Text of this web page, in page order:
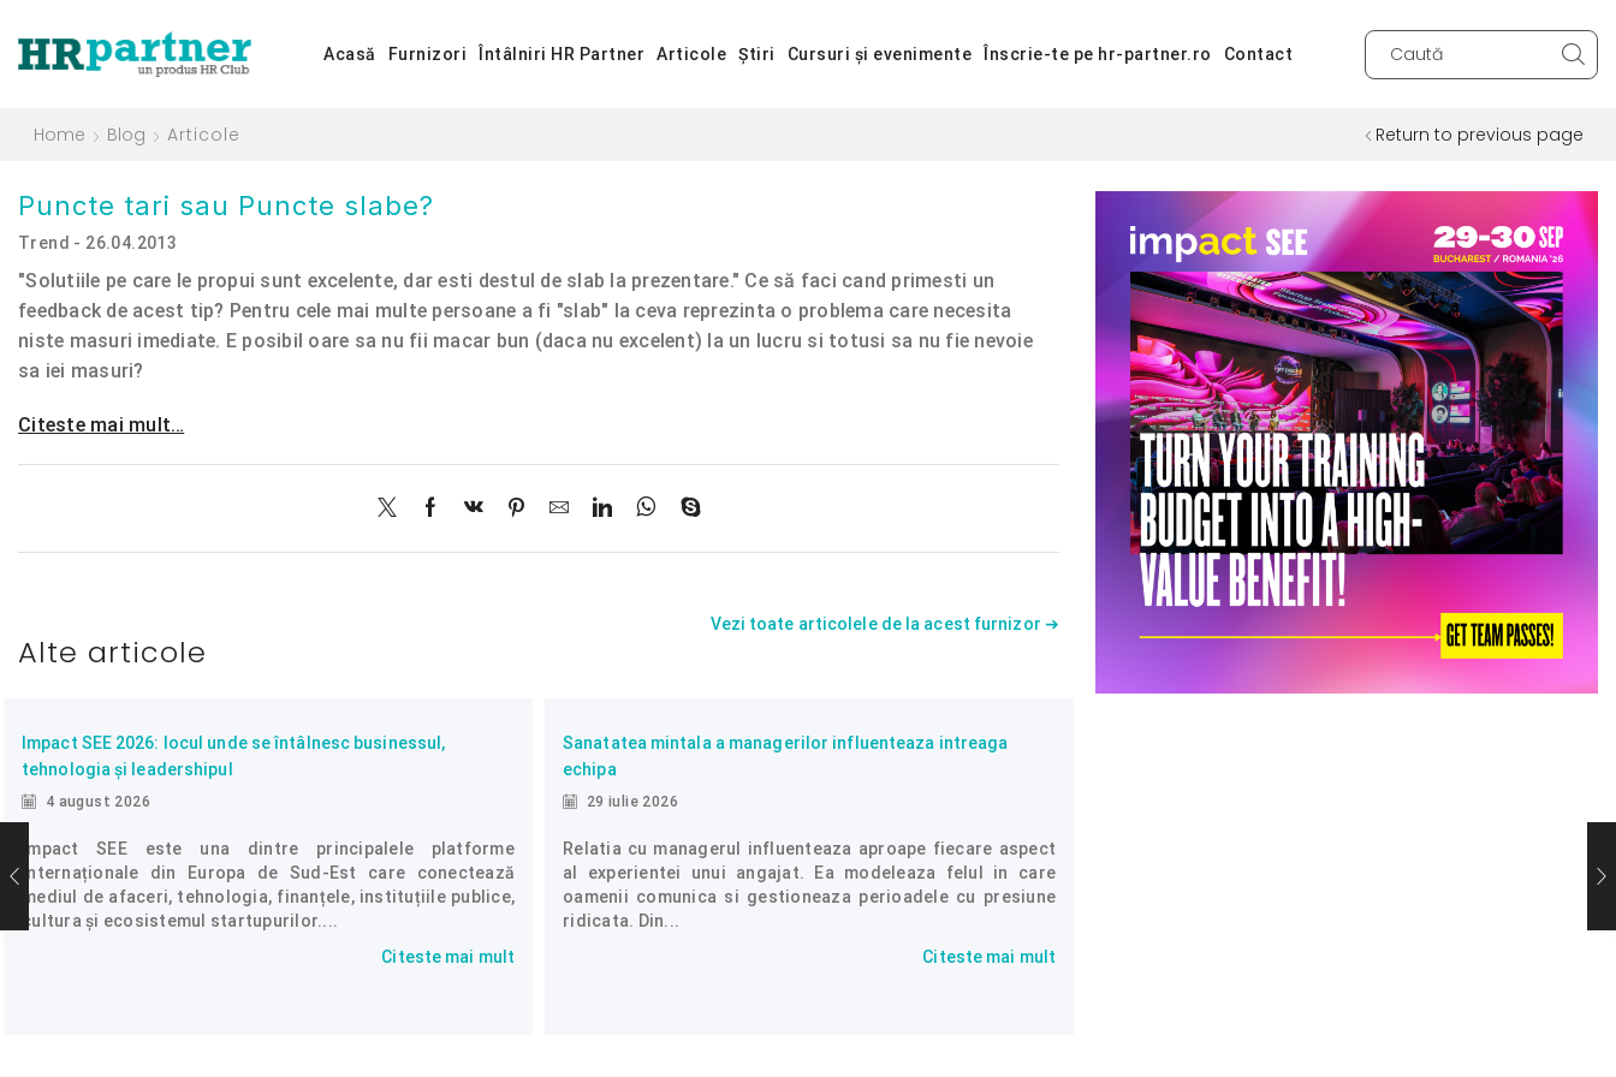
Acasă Furnizori Întâlniri HR Partner Articole Știri Cursuri și evenimente Înscrie-te pe hr-partner.ro Contact
Return to previous page
Home Blog Articole
Puncte tari sau Puncte slabe?
Trend - 26.04.2013
"Solutiile pe care le propui sunt excelente, dar esti destul de slab la prezentare." Ce să faci cand primesti un
feedback de acest tip? Pentru cele mai multe persoane a fi "slab" la ceva reprezinta o problema care necesita
niste masuri imediate. E posibil oare sa nu fii macar bun (daca nu excelent) la un lucru si totusi sa nu fie nevoie
sa iei masuri?
Citeste mai mult…
Vezi toate articolele de la acest furnizor ➔
Alte articole
Impact SEE 2026: locul unde se întâlnesc businessul,
tehnologia și leadershipul
4 august 2026
Impact SEE este una dintre principalele platforme
internaționale din Europa de Sud-Est care conectează
mediul de afaceri, tehnologia, finanțele, instituțiile publice,
cultura și ecosistemul startupurilor....
Citeste mai mult
Sanatatea mintala a managerilor influenteaza intreaga
echipa
29 iulie 2026
Relatia cu managerul influenteaza aproape fiecare aspect
al experientei unui angajat. Ea modeleaza felul in care
oamenii comunica si gestioneaza perioadele cu presiune
ridicata. Din...
Citeste mai mult
Un program de sprijin psihologic poate fi unul dintre cele